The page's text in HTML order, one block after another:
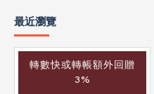
最近瀏覽
轉數快或轉帳額外回贈
3%